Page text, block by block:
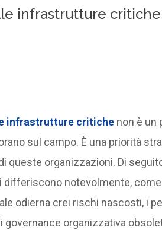
infrastrutture critichenon è un
sul campo. È una priorità
queste organizzazioni. Di
differiscono notevolmente,
odierna crei rischi nascosti, i
governance organizzativa